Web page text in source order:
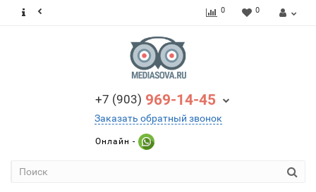
0 0
+7 (903) 969-14-45
Заказать обратный звонок
Онлайн -